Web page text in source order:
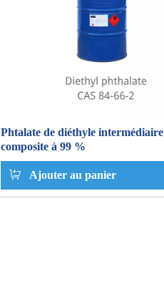
Phtalate de diéthyle intermédiaire
composite à 99 %
Ajouter au panier